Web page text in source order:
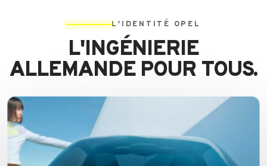
L'IDENTITÉ OPEL
L'INGÉNIERIE
ALLEMANDE POUR TOUS.